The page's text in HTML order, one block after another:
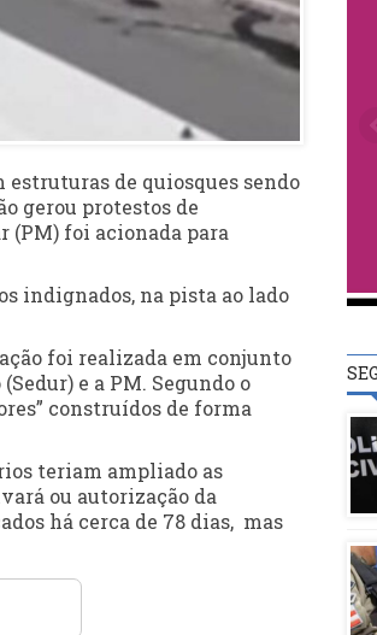
de quiosques sendo
gerou protestos de
(PM) foi acionada para
indignados, na pista ao lado
foi realizada em conjunto
e a PM. Segundo o
construídos de forma
teriam ampliado as
ou autorização da
há cerca de 78 dias, mas